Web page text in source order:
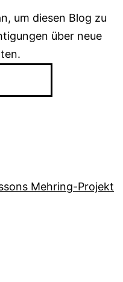
um diesen Blog zu
über neue
Mehring-Projekt